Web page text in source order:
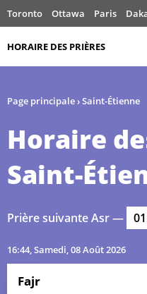
Toronto Ottawa Paris
HORAIRE DES PRIÈRES
Page principale›Saint-Étienne
Horaire
Saint-
Prière suivante Asr —
16:44, Samedi, 08 Août 2026
Fajr